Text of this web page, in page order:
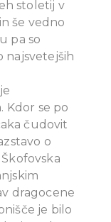
stoletij v
še vedno
pa so
najsvetejših
Kdor se po
čudovit
o
Škofovska
dragocene
je bilo